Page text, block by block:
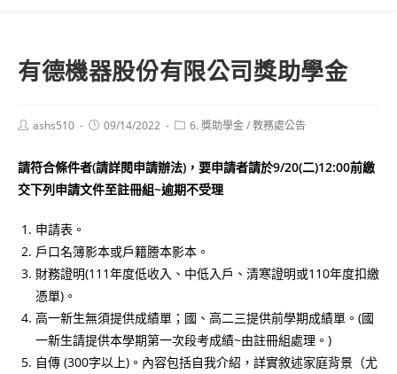
有德機器股份有限公司獎助學金
Postashs510
Post09/14/2022
Post6. 獎助學金/教務處公告
請符合條件者(請詳閱申請辦法)，要申請者請於9/20(二)12:00前繳
交下列申請文件至註冊組~逾期不受理
申請表。
戶口名簿影本或戶籍謄本影本。
財務證明(111年度低收入、中低入戶、清寒證明或110年度扣繳
憑單)。
高一新生無須提供成績單；國、高二三提供前學期成績單。(國
一新生請提供本學期第一次段考成績~由註冊組處理。)
自傳 (300字以上)。內容包括自我介紹，詳實敘述家庭背景（尤